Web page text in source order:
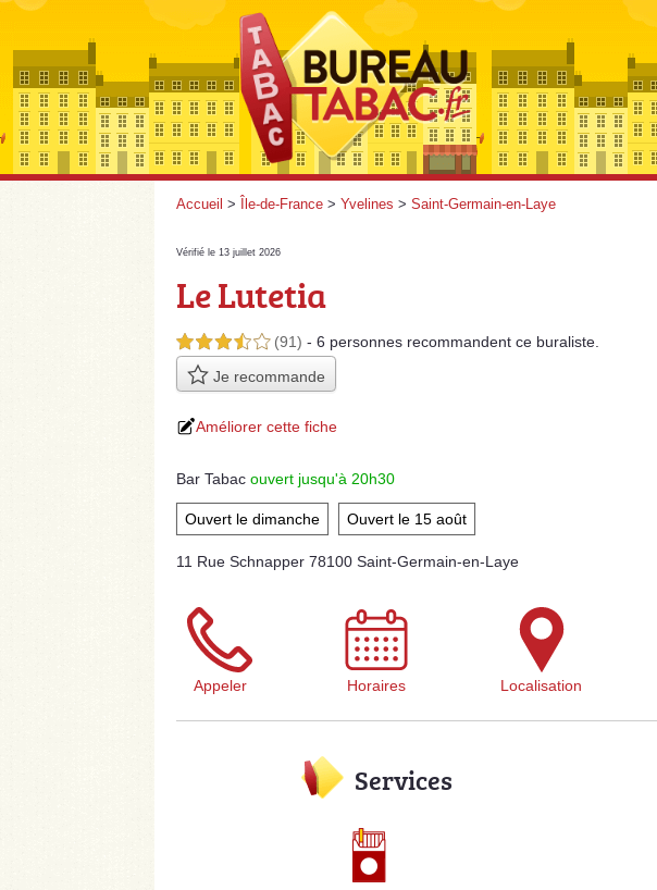
Accueil > Île-de-France > Yvelines > Saint-Germain-en-Laye
Vérifié le 13 juillet 2026
Le Lutetia
3,5 étoiles sur 5 (91) - 6 personnes recommandent ce buraliste.
Je recommande
Améliorer cette fiche
Bar Tabac ouvert jusqu'à 20h30
Ouvert le dimanche Ouvert le 15 août
11 Rue Schnapper 78100 Saint-Germain-en-Laye
Appeler Horaires Localisation
Services